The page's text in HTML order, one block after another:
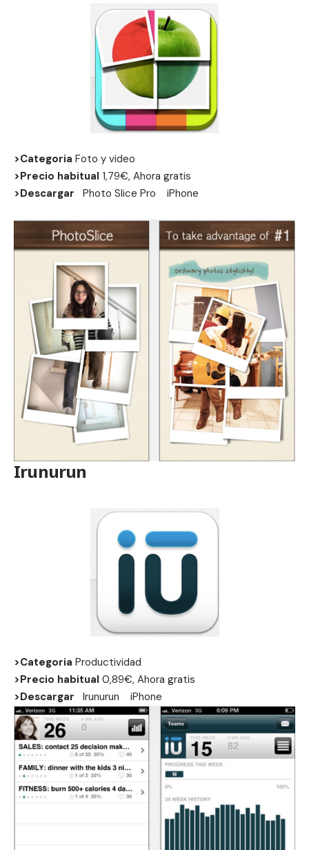
>Categoria Foto y video
>Precio habitual 1,79€, Ahora gratis
>Descargar
Photo Slice Pro iPhone
Irunurun
>Categoria Productividad
>Precio habitual 0,89€, Ahora gratis
>Descargar
Irunurun iPhone